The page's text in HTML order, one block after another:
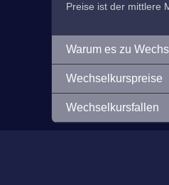
Preise ist der mittlere
Warum es zu
Wechselkurspreise
Wechselkursfallen